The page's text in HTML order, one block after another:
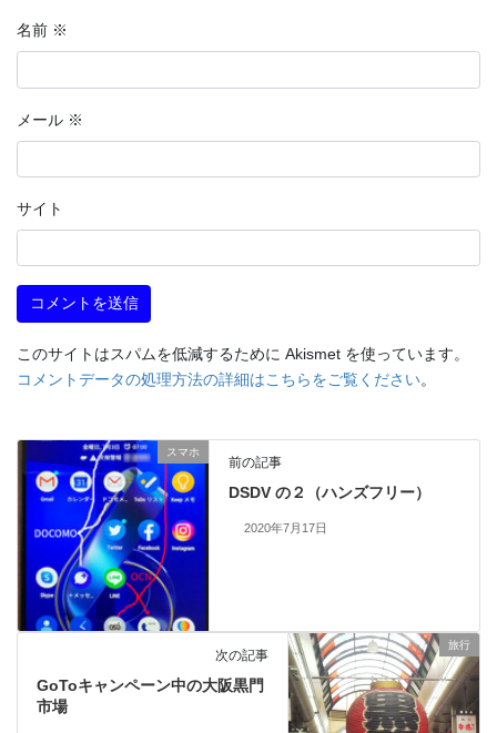
名前 ※
メール ※
サイト
このサイトはスパムを低減するために Akismet を使っています。
コメントデータの処理方法の詳細はこちらをご覧ください。
スマホ
前の記事
DSDV の２（ハンズフリー）
2020年7月17日
旅行
次の記事
GoToキャンペーン中の大阪黒門
市場